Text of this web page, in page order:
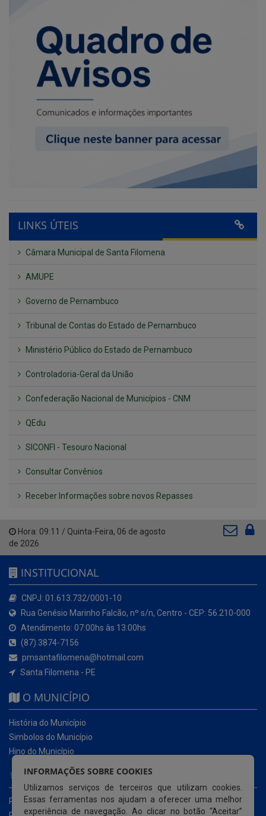
LINKS ÚTEIS
Câmara Municipal de Santa Filomena
AMUPE
Governo de Pernambuco
Tribunal de Contas do Estado de Pernambuco
Ministério Público do Estado de Pernambuco
Controladoria-Geral da União
Confederação Nacional de Municípios - CNM
QEdu
SICONFI - Tesouro Nacional
Consultar Convênios
Receber Informações sobre novos Repasses
Hora: 09:11 / Quinta-Feira, 06 de agosto
de 2026
INSTITUCIONAL
CNPJ: 01.613.732/0001-10
Rua Genésio Marinho Falcão, nº s/n, Centro - CEP: 56.210-000
Atendimento: 07:00hs às 13:00hs
(87) 3874-7156
pmsantafilomena@hotmail.com
Santa Filomena - PE
O MUNICÍPIO
História do Município
Simbolos do Município
Hino do Município
NOSSOS SERVIÇOS
Portal da Transparência
INFORMAÇÕES SOBRE COOKIES
Utilizamos serviços de terceiros que utilizam cookies.
Essas ferramentas nos ajudam a oferecer uma melhor
experiência de navegação. Ao clicar no botão “Aceitar”